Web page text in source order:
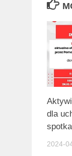
dla
2024-